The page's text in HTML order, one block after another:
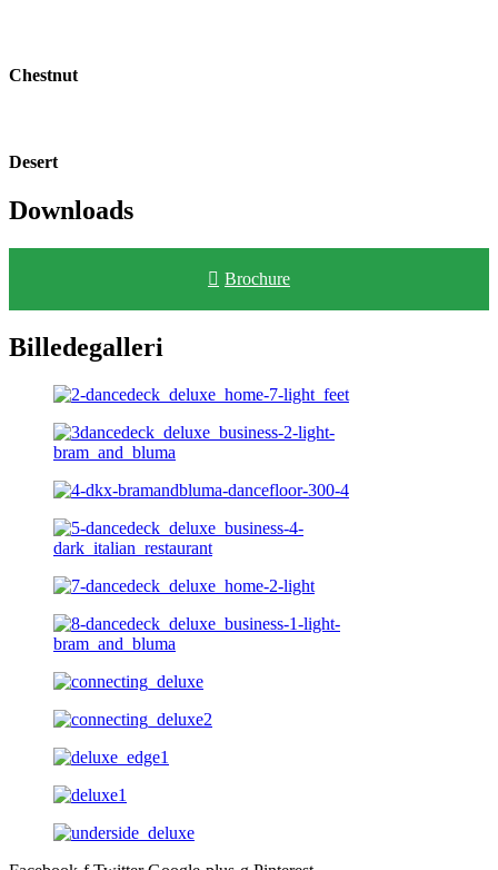
Chestnut
Desert
Downloads
Brochure
Billedegalleri